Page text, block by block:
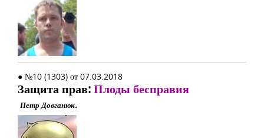
● №10 (1303) от 07.03.2018
Защита прав:Плоды бесправия
Петр Довганюк.